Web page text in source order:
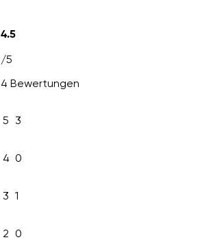
4.5
/5
4 Bewertungen
5 3
4 0
3 1
2 0